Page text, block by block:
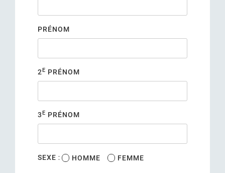
PRÉNOM
2E PRÉNOM
3E PRÉNOM
SEXE : HOMME FEMME